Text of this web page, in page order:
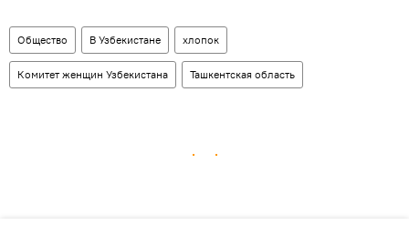
Общество В Узбекистане хлопок
Комитет женщин Узбекистана Ташкентская область